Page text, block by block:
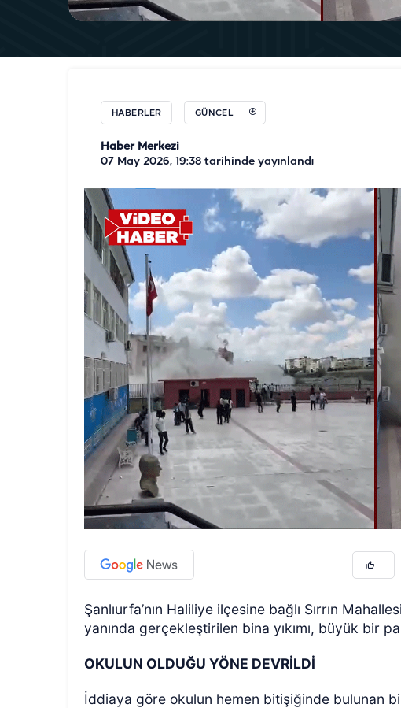
HABERLER GÜNCEL
Haber Merkezi
07 May 2026, 19:38 tarihinde yayınlandı
Şanlıurfa’nın Haliliye ilçesine bağlı Sırrın
yanında gerçekleştirilen bina yıkımı, büyük bir
OKULUN OLDUĞU YÖNE DEVRİLDİ
İddiaya göre okulun hemen bitişiğinde bulunan bir